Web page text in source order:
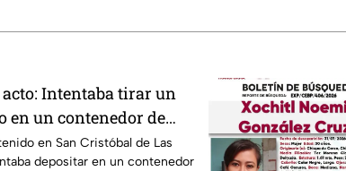
acto: Intentaba tirar un
en un contenedor de
en San Cristóbal de Las
depositar en un contenedor